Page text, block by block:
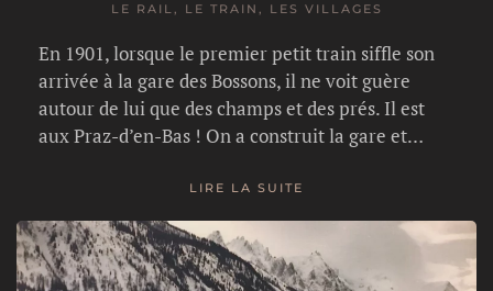
LE RAIL, LE TRAIN, LES VILLAGES
En 1901, lorsque le premier petit train siffle son
arrivée à la gare des Bossons, il ne voit guère
autour de lui que des champs et des prés. Il est
aux Praz-d’en-Bas ! On a construit la gare et…
LIRE LA SUITE